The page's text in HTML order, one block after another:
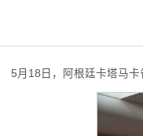
5月18日，阿根廷卡塔马卡